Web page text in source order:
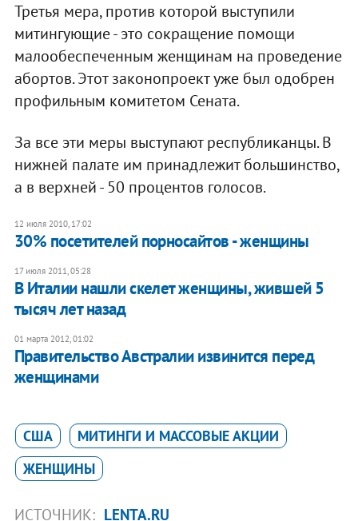
Третья мера, против которой выступили
митингующие - это сокращение помощи
малообеспеченным женщинам на проведение
абортов. Этот законопроект уже был одобрен
профильным комитетом Сената.
За все эти меры выступают республиканцы. В
нижней палате им принадлежит большинство,
а в верхней - 50 процентов голосов.
12 июля 2010, 17:02
30% посетителей порносайтов - женщины
17 июля 2011, 05:28
В Италии нашли скелет женщины, жившей 5
тысяч лет назад
01 марта 2012, 01:02
Правительство Австралии извинится перед
женщинами
США
МИТИНГИ И МАССОВЫЕ АКЦИИ
ЖЕНЩИНЫ
ИСТОЧНИК: LENTA.RU